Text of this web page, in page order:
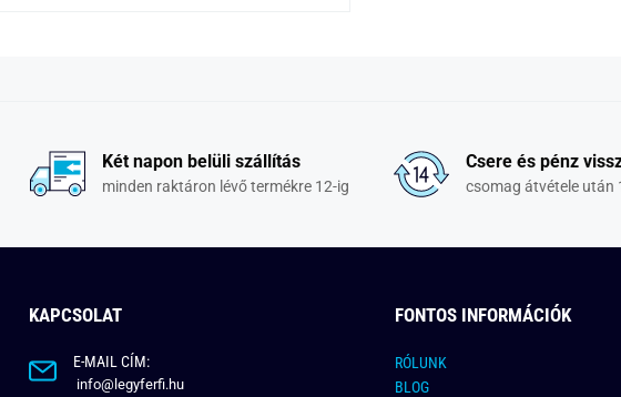
Két napon belüli szállítás
minden raktáron lévő termékre 12-ig
Csere és pénz
csomag átvétele után
KAPCSOLAT
E-MAIL CÍM:
info@legyferfi.hu
FONTOS INFORMÁCIÓK
RÓLUNK
BLOG